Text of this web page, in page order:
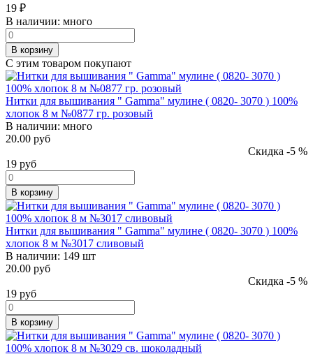
19 ₽
В наличии: много
В корзину
С этим товаром покупают
Нитки для вышивания " Gamma" мулине ( 0820- 3070 ) 100%
хлопок 8 м №0877 гр. розовый
В наличии: много
20.00 руб
Скидка -5 %
19 руб
В корзину
Нитки для вышивания " Gamma" мулине ( 0820- 3070 ) 100%
хлопок 8 м №3017 сливовый
В наличии: 149 шт
20.00 руб
Скидка -5 %
19 руб
В корзину